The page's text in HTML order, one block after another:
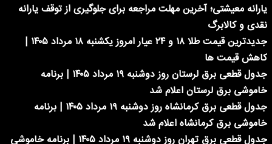
یارانه معیشتی؛ آخرین مهلت مراجعه برای جلوگیری از توقف یارانه
نقدی و کالابرگ
جدیدترین قیمت طلا ۱۸ و ۲۴ عیار امروز یکشنبه ۱۸ مرداد ۱۴۰۵ |
کاهش قیمت ها
جدول قطعی برق لرستان روز دوشنبه ۱۹ مرداد ۱۴۰۵ | برنامه
خاموشی برق لرستان اعلام شد
جدول قطعی برق کرمانشاه روز دوشنبه ۱۹ مرداد ۱۴۰۵ | برنامه
خاموشی برق کرمانشاه اعلام شد
جدول قطعی برق تهران روز دوشنبه ۱۹ مرداد ۱۴۰۵ | برنامه خاموشی